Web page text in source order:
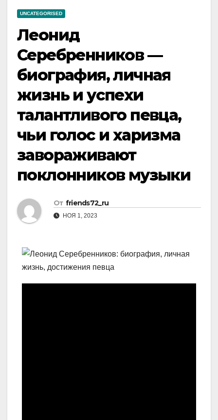
UNCATEGORISED
Леонид
Серебренников —
биография, личная
жизнь и успехи
талантливого певца,
чьи голос и харизма
завораживают
поклонников музыки
От friends72_ru
НОЯ 1, 2023